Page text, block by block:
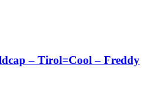
– Tirol=Cool – Freddy